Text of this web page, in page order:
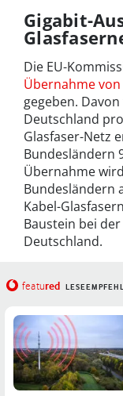
Gigabit-
Die EU-
Übernahme
gegeben.
Deutschland
Glasfaser-Netz
Bundesländern
Übernahme
Bundesländern
Kabel-
Baustein bei
Deutschland.
featured